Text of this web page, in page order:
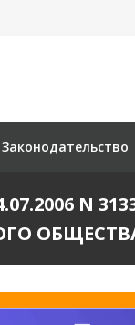
Законодательство
N